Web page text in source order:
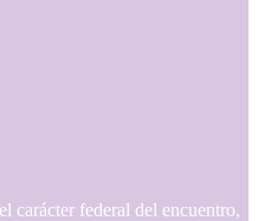
carácter federal del encuentro,